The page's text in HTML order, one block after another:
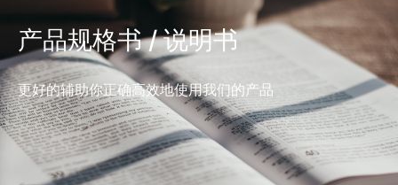
产品规格书 / 说明书
更好的辅助你正确高效地使用我们的产品